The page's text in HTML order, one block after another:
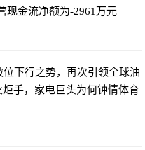
现金流净额为-2961万元
下行之势，再次引领全球油
手，家电巨头为何钟情体育